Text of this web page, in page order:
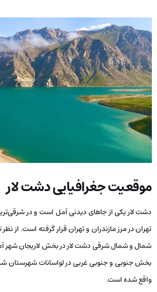
موقعیت جغرافیایی دشت لار
دشت لار یکی از جاهای دیدنی آمل است و در
تهران در مرز مازندران و تهران قرار گرفته است.
شمال و شمال شرقی دشت لار در بخش لاریجان شهر
بخش جنوبی و جنوبی غربی در لواسانات شهرستان
واقع شده است.